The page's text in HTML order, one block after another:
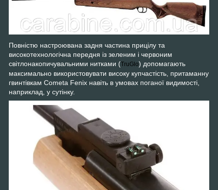
Повністю настроювана задня частина прицілу та
високотехнологічна передня із зеленим і червоним
світлонакопичувальними нитками (TruGlo) допомагають
максимально використовувати високу купчастість, притаманну
гвинтівкам Cometa Fenix навіть в умовах поганої видимості,
наприклад, у сутінку.